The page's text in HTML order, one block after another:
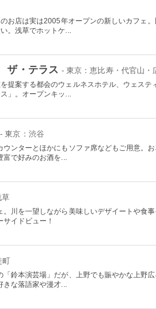
お店は実は2005年オープンの新しいカフェ
。浅草でホットケ...
ザ・テラス - 東京：恵比寿・代官山・
提案する都会のウェルネスホテル、ウェステ
」。オープンキッ...
- 東京：渋谷
ンターとほかにもソファ席などもご用意。
富で好みのお酒を...
草
川を一望しながら美味しいデザイートや食
イドビュー！
町
鈴本演芸場」だが、上野でも賑やかな上野
きな落語家や漫才...